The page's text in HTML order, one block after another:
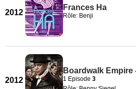
2012
Frances Ha
Rôle: Benji
2012
Boardwalk Empire
1 Episode 3